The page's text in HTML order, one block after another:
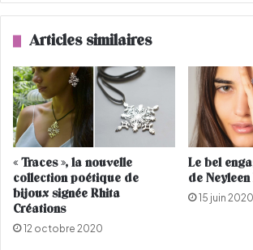
i
n
d
e
s
s
o
l
d
e
l
j
u
p
e
-
c
u
l
o
t
Articles similaires
« Traces », la nouvelle
collection poétique de
bijoux signée Rhita
Créations
12 octobre 2020
Le bel
de
15 juin 2020